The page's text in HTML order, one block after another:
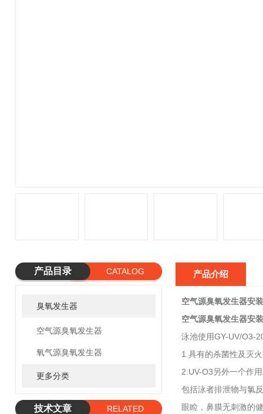
产品目录 CATALOG
臭氧发生器
空气源臭氧发生器
氧气源臭氧发生器
更多分类
技术文章
RELATED
产品介绍
空气源臭氧发生器安
空气源臭氧发生器安
泳池使用GY-UV/O3-
1.具有的杀菌性及灭
2.UV-O3另外一个作
包括泳者排泄物与氯
眼睑，鼻膜无刺激的